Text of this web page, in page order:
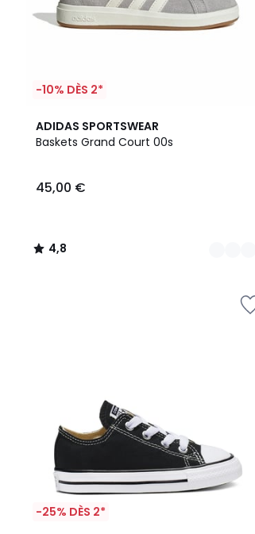
-10% DÈS 2*
ADIDAS SPORTSWEAR
Baskets Grand Court 00s
45,00 €
4,8
/ 5
4
Couleurs
4,8
/
-25% DÈS 2*